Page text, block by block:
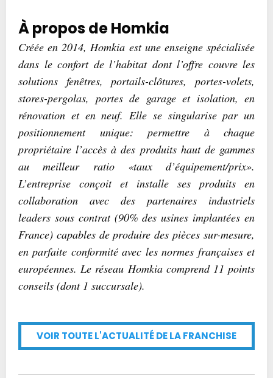
À propos de Homkia
Créée en 2014, Homkia est une enseigne spécialisée
dans le confort de l’habitat dont l’offre couvre les
solutions fenêtres, portails-clôtures, portes-volets,
stores-pergolas, portes de garage et isolation, en
rénovation et en neuf. Elle se singularise par un
positionnement unique: permettre à chaque
propriétaire l’accès à des produits haut de gammes
au meilleur ratio «taux d’équipement/prix».
L’entreprise conçoit et installe ses produits en
collaboration avec des partenaires industriels
leaders sous contrat (90% des usines implantées en
France) capables de produire des pièces sur-mesure,
en parfaite conformité avec les normes françaises et
européennes. Le réseau Homkia comprend 11 points
conseils (dont 1 succursale).
VOIR TOUTE L'ACTUALITÉ DE LA FRANCHISE